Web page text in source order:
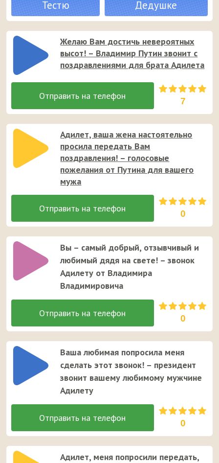
Тестю
Дедушке
Желаю Вам достичь невероятных
высот! – Владимир Путин звонит с
поздравлениями для брата Адилета
7
Адилет, ваша жена настоятельно
просила передать Вам
поздравления! – голосовые
пожелания от Путина для вашего
мужа
0
Вы – самый добрый, отзывчивый и
любимый дядя на свете! – звонок
Адилету от Владимира
Владимировича
0
Ваша любимая попросила меня
сделать этот звонок! – президент
звонит вашему любимому мужчине
Адилету
0
Адилет, меня попросили передать,